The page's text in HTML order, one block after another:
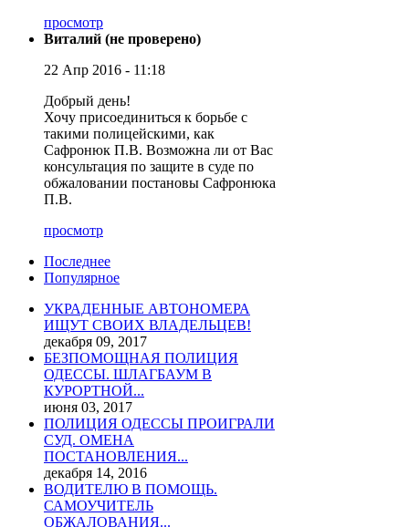
просмотр
Виталий (не проверено)
22 Апр 2016 - 11:18
Добрый день!
Хочу присоединиться к борьбе с
такими полицейскими, как
Сафронюк П.В. Возможна ли от Вас
консультация по защите в суде по
обжаловании постановы Сафронюка
П.В.
просмотр
Последнее
Популярное
УКРАДЕННЫЕ АВТОНОМЕРА
ИЩУТ СВОИХ ВЛАДЕЛЬЦЕВ!
декабря 09, 2017
БЕЗПОМОЩНАЯ ПОЛИЦИЯ
ОДЕССЫ. ШЛАГБАУМ В
КУРОРТНОЙ...
июня 03, 2017
ПОЛИЦИЯ ОДЕССЫ ПРОИГРАЛИ
СУД. ОМЕНА
ПОСТАНОВЛЕНИЯ...
декабря 14, 2016
ВОДИТЕЛЮ В ПОМОЩЬ.
САМОУЧИТЕЛЬ
ОБЖАЛОВАНИЯ...